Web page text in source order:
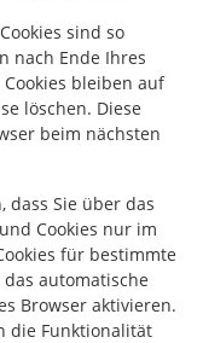
sind so
nach Ende Ihres
bleiben auf
löschen. Diese
beim nächsten
dass Sie über das
Cookies nur im
für bestimmte
automatische
Browser aktivieren.
die Funktionalität